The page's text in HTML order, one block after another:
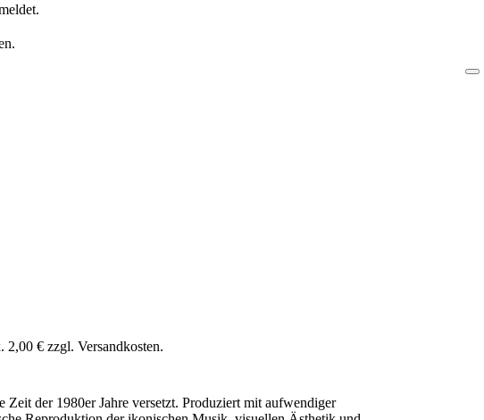
€ zzgl. Versandkosten.
der 1980er Jahre versetzt. Produziert mit aufwendiger